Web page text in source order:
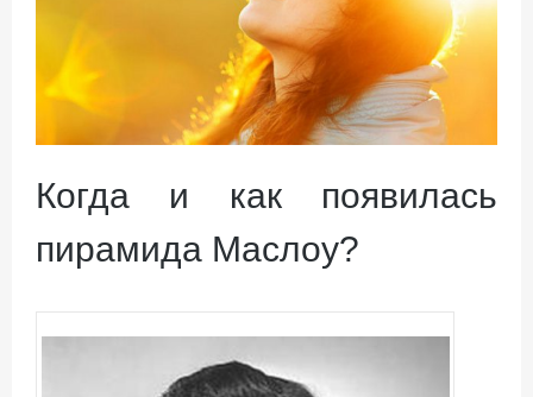
Когда и как появилась
пирамида Маслоу?